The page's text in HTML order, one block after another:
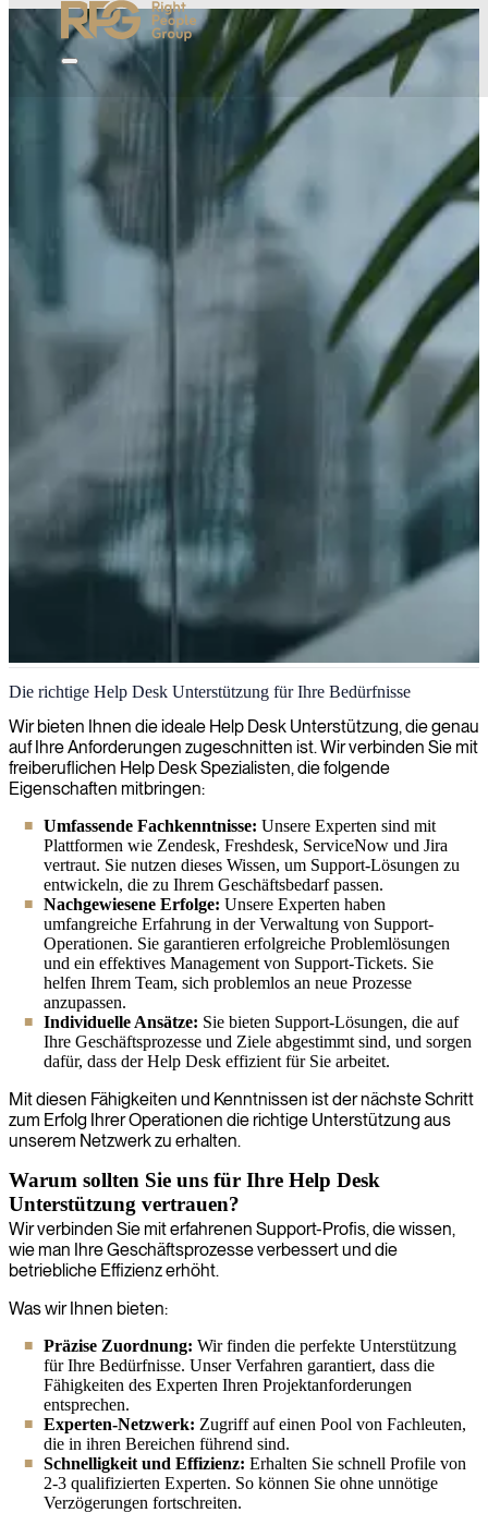
Help Desk
Bei Right People Group bieten wir erfahrene Help-Desk-Support-
Berater und Spezialisten, die durch effektive Problemlösungen,
zuverlässige technische Unterstützung und reibungslose tägliche
Abläufe für Ihre Organisation die Zufriedenheit der Endbenutzer
Die richtige Help Desk Unterstützung für Ihre Bedürfnisse
Wir bieten Ihnen die ideale Help Desk Unterstützung, die genau
auf Ihre Anforderungen zugeschnitten ist. Wir verbinden Sie mit
freiberuflichen Help Desk Spezialisten, die folgende
Eigenschaften mitbringen:
Umfassende Fachkenntnisse: Unsere Experten sind mit
Plattformen wie Zendesk, Freshdesk, ServiceNow und Jira
vertraut. Sie nutzen dieses Wissen, um Support-Lösungen zu
entwickeln, die zu Ihrem Geschäftsbedarf passen.
Nachgewiesene Erfolge: Unsere Experten haben
umfangreiche Erfahrung in der Verwaltung von Support-
Operationen. Sie garantieren erfolgreiche Problemlösungen
und ein effektives Management von Support-Tickets. Sie
helfen Ihrem Team, sich problemlos an neue Prozesse
anzupassen.
Individuelle Ansätze: Sie bieten Support-Lösungen, die auf
Ihre Geschäftsprozesse und Ziele abgestimmt sind, und sorgen
dafür, dass der Help Desk effizient für Sie arbeitet.
Mit diesen Fähigkeiten und Kenntnissen ist der nächste Schritt
zum Erfolg Ihrer Operationen die richtige Unterstützung aus
unserem Netzwerk zu erhalten.
Warum sollten Sie uns für Ihre Help Desk
Unterstützung vertrauen?
Wir verbinden Sie mit erfahrenen Support-Profis, die wissen,
wie man Ihre Geschäftsprozesse verbessert und die
betriebliche Effizienz erhöht.
Was wir Ihnen bieten:
Präzise Zuordnung: Wir finden die perfekte Unterstützung
für Ihre Bedürfnisse. Unser Verfahren garantiert, dass die
Fähigkeiten des Experten Ihren Projektanforderungen
entsprechen.
Experten-Netzwerk: Zugriff auf einen Pool von Fachleuten,
die in ihren Bereichen führend sind.
Schnelligkeit und Effizienz: Erhalten Sie schnell Profile von
2-3 qualifizierten Experten. So können Sie ohne unnötige
Verzögerungen fortschreiten.